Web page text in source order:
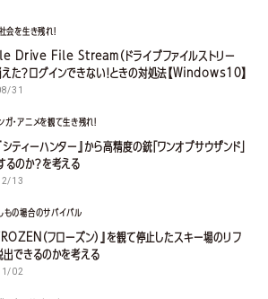
会を生き残れ！
Drive File Stream（ドライブファイルストリー
えた？ログインできない！ときの対処法【Windows10】
31
ガ・アニメを観て生き残れ！
シティーハンター』から高精度の銃「ワンオブサウザンド」
るのか？を考える
13
もの場合のサバイバル
（フローズン）』を観て停止したスキー場のリフ
出できるのかを考える
02